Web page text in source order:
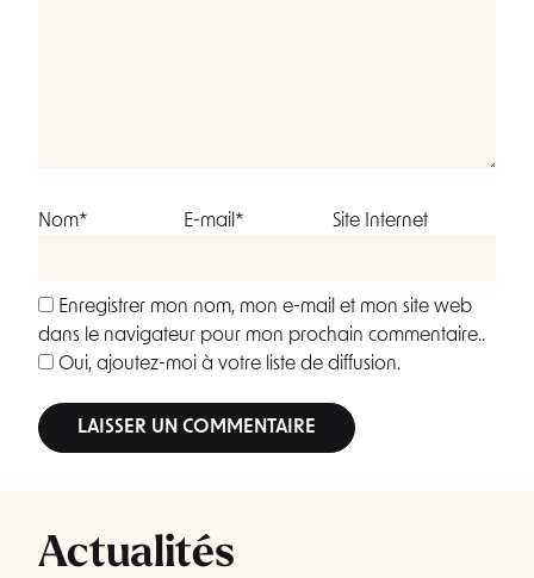
Nom* E-mail* Site Internet
Enregistrer mon nom, mon e-mail et mon site web
dans le navigateur pour mon prochain commentaire..
Oui, ajoutez-moi à votre liste de diffusion.
Actualités